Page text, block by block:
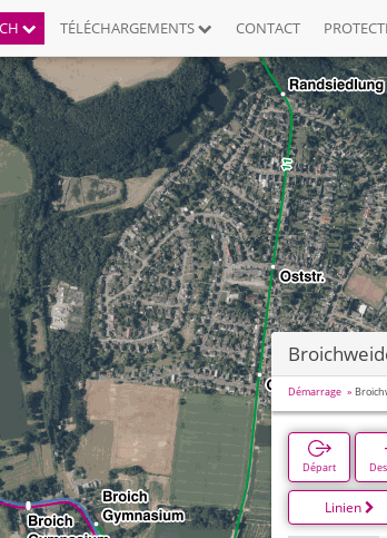
TÉLÉCHARGEMENTS CONTACT
Démarrage
Départ
Linien